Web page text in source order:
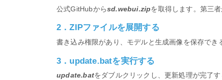
公式GitHubからsd.webui.zipを取得します。第三
2．ZIPファイルを展開する
書き込み権限があり、モデルと生成画像を保存でき
3．update.batを実行する
update.batをダブルクリックし、更新処理が完了